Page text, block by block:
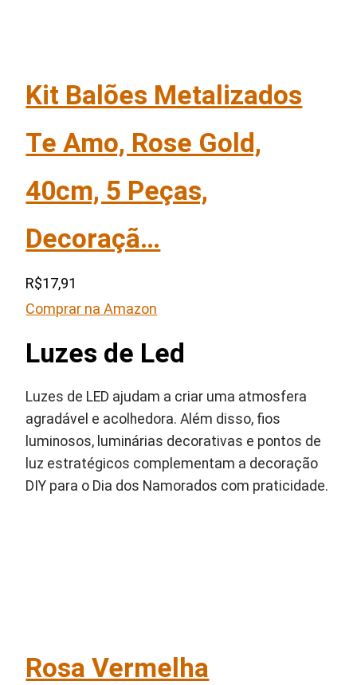
Kit Balões Metalizados
Te Amo, Rose Gold,
40cm, 5 Peças,
Decoraçã…
R$17,91
Comprar na Amazon
Luzes de Led
Luzes de LED ajudam a criar uma atmosfera
agradável e acolhedora. Além disso, fios
luminosos, luminárias decorativas e pontos de
luz estratégicos complementam a decoração
DIY para o Dia dos Namorados com praticidade.
Rosa Vermelha